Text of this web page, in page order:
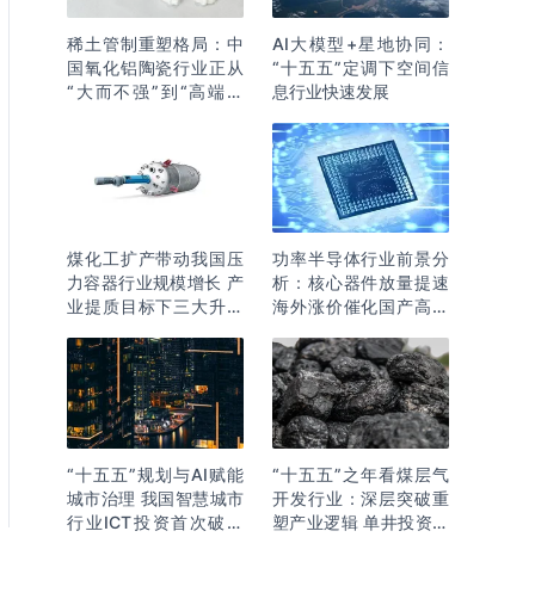
稀土管制重塑格局：中
国氧化铝陶瓷行业正从
“大而不强”到“高端突
AI大模型+星地协同：
“十五五”定调下空间信
息行业快速发展
煤化工扩产带动我国压
力容器行业规模增长 产
业提质目标下三大升级
功率半导体行业前景分
析：核心器件放量提速
海外涨价催化国产高端
“十五五”规划与AI赋能
城市治理 我国智慧城市
行业ICT投资首次破万
“十五五”之年看煤层气
开发行业：深层突破重
塑产业逻辑 单井投资成